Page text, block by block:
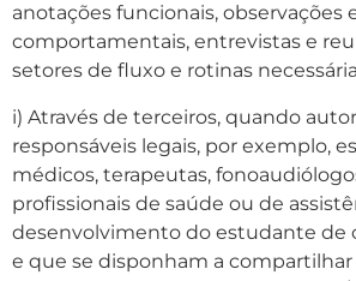
anotações funcionais, observações
comportamentais, entrevistas e
setores de fluxo e rotinas
i) Através de terceiros, quando
responsáveis legais, por exemplo,
médicos, terapeutas,
profissionais de saúde ou de
desenvolvimento do estudante de
e que se disponham a compartilhar